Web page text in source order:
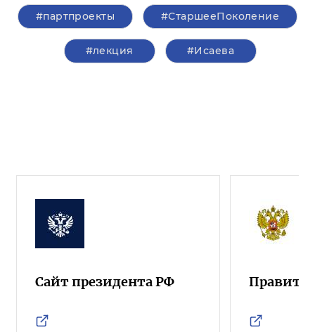
#партпроекты #СтаршееПоколение
#лекция #Исаева
Сайт президента РФ